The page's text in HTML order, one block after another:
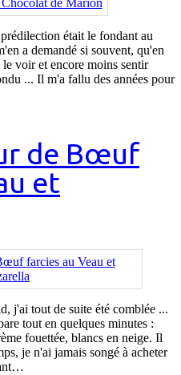
était le fondant au
a demandé si souvent, qu'en
voir et encore moins sentir
... Il m'a fallu des années pour
de Bœuf
et
j'ai tout de suite été comblée ...
tout en quelques minutes :
fouettée, blancs en neige. Il
je n'ai jamais songé à acheter